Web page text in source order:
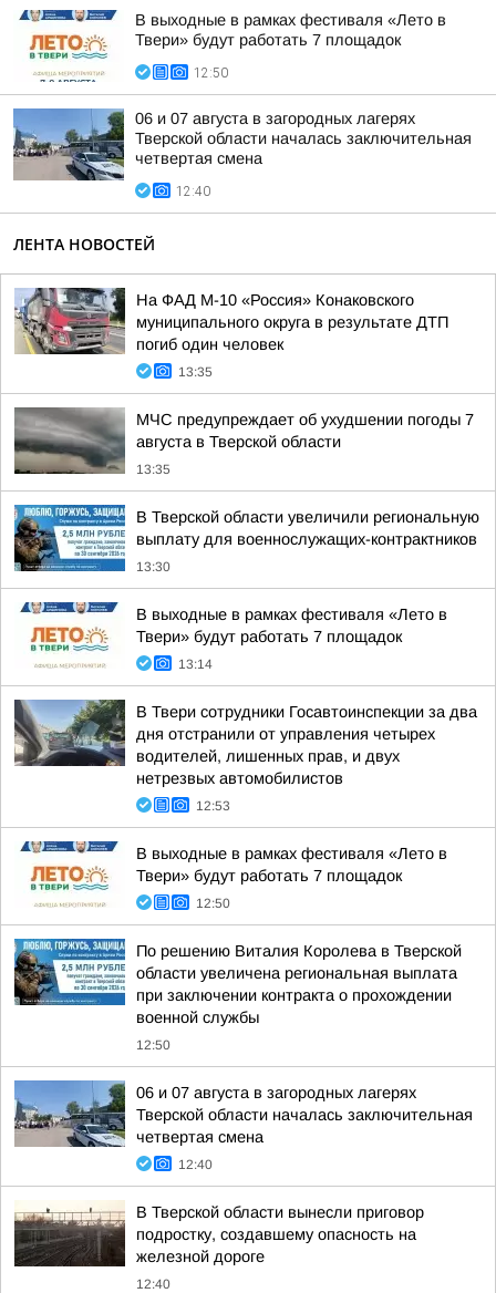
В выходные в рамках фестиваля «Лето в
Твери» будут работать 7 площадок
12:50
06 и 07 августа в загородных лагерях
Тверской области началась заключительная
четвертая смена
12:40
ЛЕНТА НОВОСТЕЙ
На ФАД М-10 «Россия» Конаковского
муниципального округа в результате ДТП
погиб один человек
13:35
МЧС предупреждает об ухудшении погоды 7
августа в Тверской области
13:35
В Тверской области увеличили региональную
выплату для военнослужащих-контрактников
13:30
В выходные в рамках фестиваля «Лето в
Твери» будут работать 7 площадок
13:14
В Твери сотрудники Госавтоинспекции за два
дня отстранили от управления четырех
водителей, лишенных прав, и двух
нетрезвых автомобилистов
12:53
В выходные в рамках фестиваля «Лето в
Твери» будут работать 7 площадок
12:50
По решению Виталия Королева в Тверской
области увеличена региональная выплата
при заключении контракта о прохождении
военной службы
12:50
06 и 07 августа в загородных лагерях
Тверской области началась заключительная
четвертая смена
12:40
В Тверской области вынесли приговор
подростку, создавшему опасность на
железной дороге
12:40